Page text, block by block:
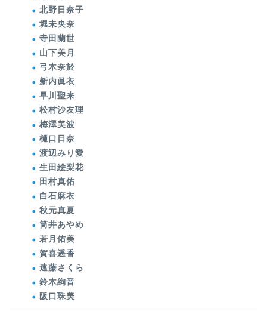
北野日奈子
堀未央奈
寺田蘭世
山下美月
弓木奈於
新内眞衣
早川聖来
松村沙友理
梅澤美波
樋口日奈
渡辺みり愛
生田絵梨花
田村真佑
白石麻衣
秋元真夏
筒井あやめ
若月佑美
賀喜遥香
遠藤さくら
鈴木絢音
阪口珠美